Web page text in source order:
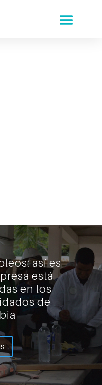
así es
está
en los
de